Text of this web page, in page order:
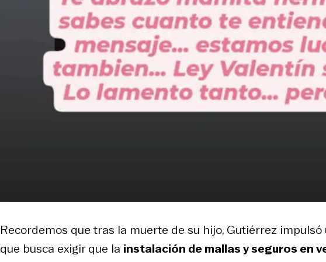
Recordemos que tras la muerte de su hijo, Gutiérrez
que busca exigir que la instalación de mallas y seguros en